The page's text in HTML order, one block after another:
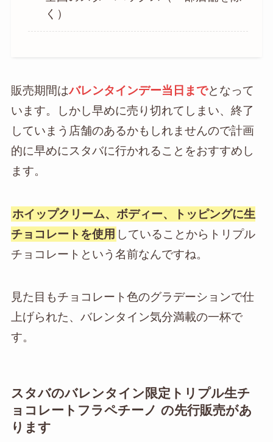
く）
販売期間はバレンタインデー当日までとなって
います。しかし早めに売り切れてしまい、終了
していまう店舗のあるかもしれませんので計画
的に早めにスタバに行かれることをおすすめし
ます。
ホイップクリーム、ボディー、トッピングに生
チョコレートを使用 していることからトリプル
チョコレートという名前なんですね。
見た目もチョコレート色のグラデーションで仕
上げられた、バレンタイン気分満載の一杯で
す。
スタバのバレンタイン限定トリプル生チ
ョコレートフラペチーノ の先行販売があ
ります